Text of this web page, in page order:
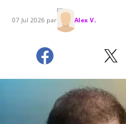
07 Jul 2026 par Alex V.